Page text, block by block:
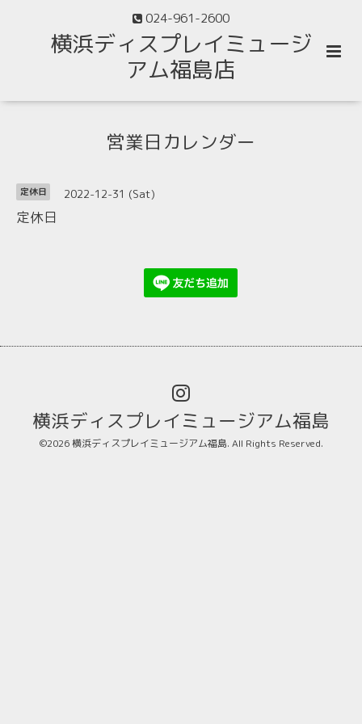
024-961-2600
横浜ディスプレイミュージ
アム福島店
営業日カレンダー
定休日 2022-12-31 (Sat)
定休日
横浜ディスプレイミュージアム福島
©2026横浜ディスプレイミュージアム福島. All Rights Reserved.